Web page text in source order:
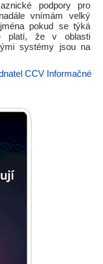
podpory pro
vnímám velký
pokud se týká
platí, že v oblasti
systémy jsou na
CCV Informačné